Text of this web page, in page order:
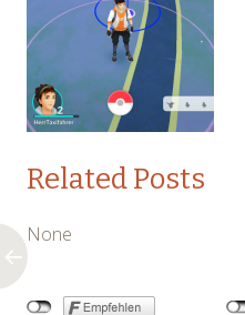
Related Posts
None